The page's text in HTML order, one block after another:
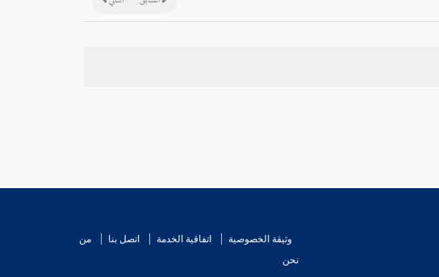
وثيقة الخصوصية اتفاقية الخدمة اتصل بنا
من
نحن